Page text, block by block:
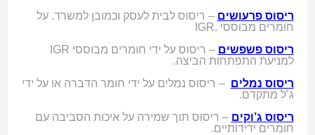
ריסוס פרעושים – ריסוס לבית לעסק וכמובן למשרד. על
חומרים מבוססי IGR.
ריסוס פשפשים – ריסוס על ידי חומרים מבוססי IGR
למניעת התפתחות הביצה.
ריסוס נמלים – ריסוס נמלים על ידי חומר הדברה או על ידי
ג’ל מתקדם.
ריסוס ג’וקים – ריסוס תוך שמירה על איכות הסביבה עם
חומרים ידידותיים.